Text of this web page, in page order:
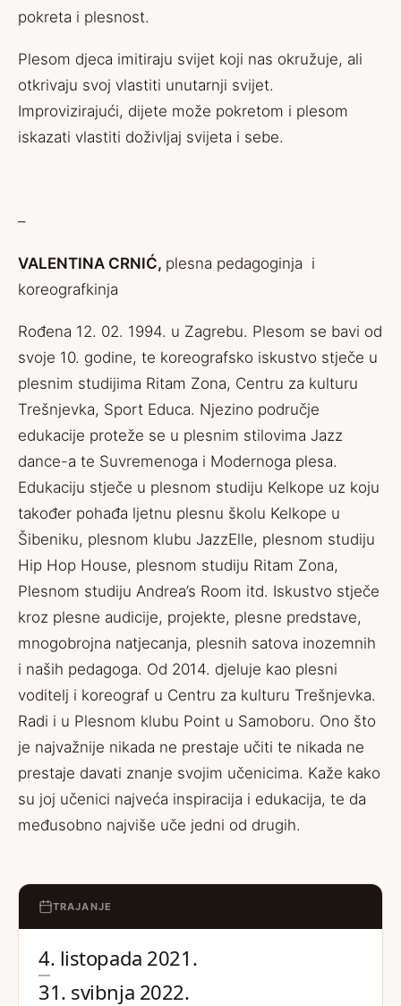
pokreta i plesnost.
Plesom djeca imitiraju svijet koji nas okružuje, ali
otkrivaju svoj vlastiti unutarnji svijet.
Improvizirajući, dijete može pokretom i plesom
iskazati vlastiti doživljaj svijeta i sebe.
–
VALENTINA CRNIĆ, plesna pedagoginja i
koreografkinja
Rođena 12. 02. 1994. u Zagrebu. Plesom se bavi od
svoje 10. godine, te koreografsko iskustvo stječe u
plesnim studijima Ritam Zona, Centru za kulturu
Trešnjevka, Sport Educa. Njezino područje
edukacije proteže se u plesnim stilovima Jazz
dance-a te Suvremenoga i Modernoga plesa.
Edukaciju stječe u plesnom studiju Kelkope uz koju
također pohađa ljetnu plesnu školu Kelkope u
Šibeniku, plesnom klubu JazzElle, plesnom studiju
Hip Hop House, plesnom studiju Ritam Zona,
Plesnom studiju Andrea’s Room itd. Iskustvo stječe
kroz plesne audicije, projekte, plesne predstave,
mnogobrojna natjecanja, plesnih satova inozemnih
i naših pedagoga. Od 2014. djeluje kao plesni
voditelj i koreograf u Centru za kulturu Trešnjevka.
Radi i u Plesnom klubu Point u Samoboru. Ono što
je najvažnije nikada ne prestaje učiti te nikada ne
prestaje davati znanje svojim učenicima. Kaže kako
su joj učenici najveća inspiracija i edukacija, te da
međusobno najviše uče jedni od drugih.
TRAJANJE
4. listopada 2021.
—
31. svibnja 2022.